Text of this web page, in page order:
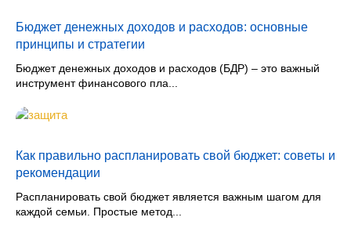
Бюджет денежных доходов и расходов: основные
принципы и стратегии
Бюджет денежных доходов и расходов (БДР) – это важный
инструмент финансового пла...
Как правильно распланировать свой бюджет: советы и
рекомендации
Распланировать свой бюджет является важным шагом для
каждой семьи. Простые метод...